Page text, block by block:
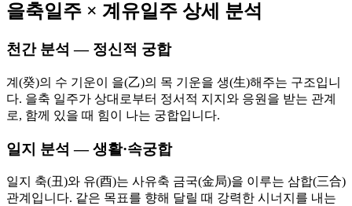
을축일주 × 계유일주 상세 분석
천간 분석 — 정신적 궁합
계(癸)의 수 기운이 을(乙)의 목 기운을 생(生)해주는 구조입니
다. 을축 일주가 상대로부터 정서적 지지와 응원을 받는 관계
로, 함께 있을 때 힘이 나는 궁합입니다.
일지 분석 — 생활·속궁합
일지 축(丑)와 유(酉)는 사유축 금국(金局)을 이루는 삼합(三合)
관계입니다. 같은 목표를 향해 달릴 때 강력한 시너지를 내는